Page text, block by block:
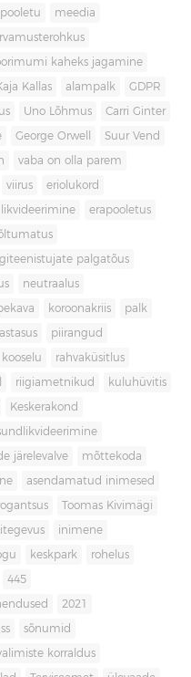
meedia
kaheks jagamine
Kallas alampalk GDPR
Uno Lõhmus Carri Ginter
George Orwell Suur Vend
vaba on olla parem
viirus eriolukord
likvideerimine erapooletus
palgatõus
neutraalus
koroonakriis palk
piirangud
kooselu rahvaküsitlus
riigiametnikud kuluhüvitis
Keskerakond
järelevalve mõttekoda
asendamatud inimesed
Toomas Kivimägi
inimene
keskpark rohelus
445
2021
sõnumid
korraldus